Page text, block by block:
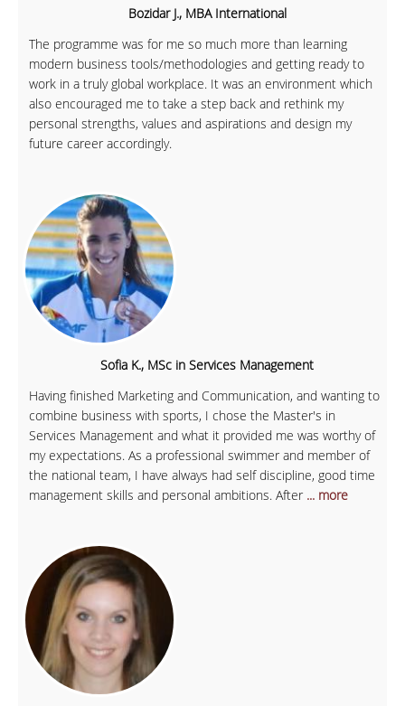
Bozidar J., MBA International
The programme was for me so much more than learning
modern business tools/methodologies and getting ready to
work in a truly global workplace. It was an environment which
also encouraged me to take a step back and rethink my
personal strengths, values and aspirations and design my
future career accordingly.
Sofia K., MSc in Services Management
Having finished Marketing and Communication, and wanting to
combine business with sports, I chose the Master's in
Services Management and what it provided me was worthy of
my expectations. As a professional swimmer and member of
the national team, I have always had self discipline, good time
management skills and personal ambitions. After ... more